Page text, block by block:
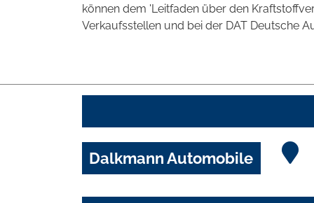
können dem 'Leitfaden über den
Verkaufsstellen und bei der DAT Deutsche
Dalkmann Automobile